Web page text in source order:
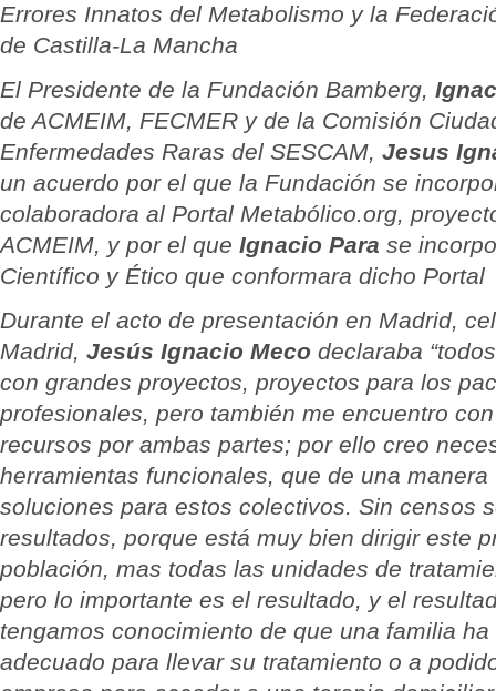
Errores Innatos del Metabolismo y la
de Castilla-La Mancha
El Presidente de la Fundación Bamberg,
de ACMEIM, FECMER y de la Comisión
Enfermedades Raras del SESCAM, Jesus
un acuerdo por el que la Fundación se
colaboradora al Portal Metabólico.org,
ACMEIM, y por el que Ignacio Para se
Científico y Ético que conformara dicho Portal
Durante el acto de presentación en Madrid,
Madrid, Jesús Ignacio Meco declaraba
con grandes proyectos, proyectos para los
profesionales, pero también me encuentro
recursos por ambas partes; por ello creo
herramientas funcionales, que de una
soluciones para estos colectivos. Sin censos
resultados, porque está muy bien dirigir este
población, mas todas las unidades de
pero lo importante es el resultado, y el
tengamos conocimiento de que una familia
adecuado para llevar su tratamiento o a